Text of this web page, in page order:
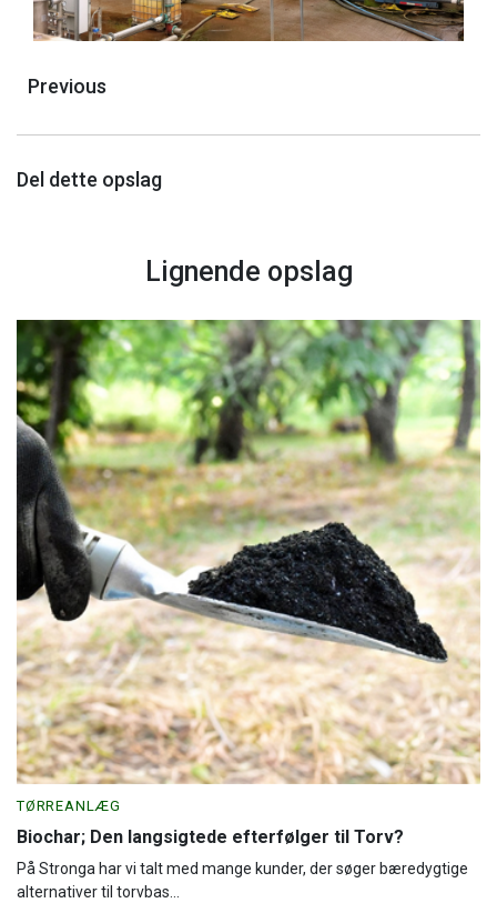
Previous
Del dette opslag
Lignende opslag
TØRREANLÆG
Biochar; Den langsigtede efterfølger til Torv?
På Stronga har vi talt med mange kunder, der søger bæredygtige
alternativer til torvbas...